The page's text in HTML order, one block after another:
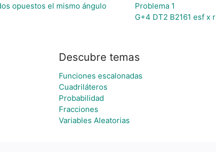
opuestos el mismo ángulo
Problema 1
G+4 DT2 B2161 esf x r
Descubre temas
Funciones escalonadas
Cuadriláteros
Probabilidad
Fracciones
Variables Aleatorias